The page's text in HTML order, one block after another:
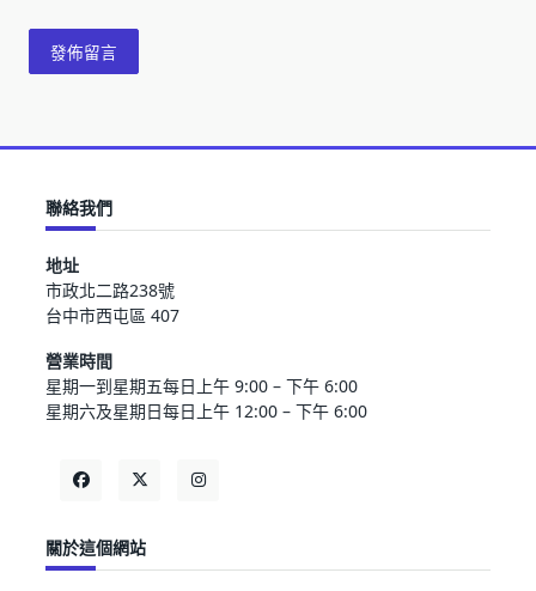
聯絡我們
地址
市政北二路238號
台中市西屯區 407
營業時間
星期一到星期五每日上午 9:00 – 下午 6:00
星期六及星期日每日上午 12:00 – 下午 6:00
關於這個網站